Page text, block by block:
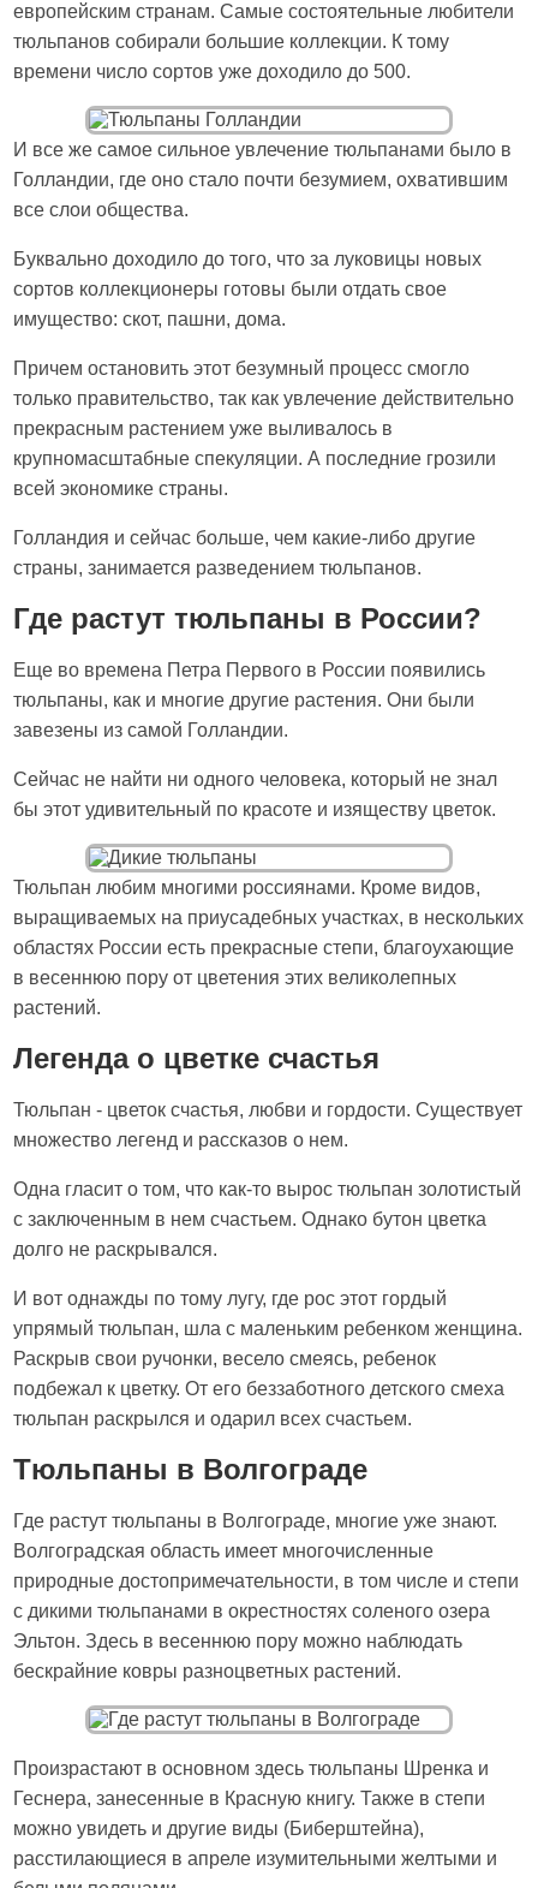
европейским странам. Самые состоятельные любители
тюльпанов собирали большие коллекции. К тому
времени число сортов уже доходило до 500.
И все же самое сильное увлечение тюльпанами было в
Голландии, где оно стало почти безумием, охватившим
все слои общества.
Буквально доходило до того, что за луковицы новых
сортов коллекционеры готовы были отдать свое
имущество: скот, пашни, дома.
Причем остановить этот безумный процесс смогло
только правительство, так как увлечение действительно
прекрасным растением уже выливалось в
крупномасштабные спекуляции. А последние грозили
всей экономике страны.
Голландия и сейчас больше, чем какие-либо другие
страны, занимается разведением тюльпанов.
Где растут тюльпаны в России?
Еще во времена Петра Первого в России появились
тюльпаны, как и многие другие растения. Они были
завезены из самой Голландии.
Сейчас не найти ни одного человека, который не знал
бы этот удивительный по красоте и изяществу цветок.
Тюльпан любим многими россиянами. Кроме видов,
выращиваемых на приусадебных участках, в нескольких
областях России есть прекрасные степи, благоухающие
в весеннюю пору от цветения этих великолепных
растений.
Легенда о цветке счастья
Тюльпан - цветок счастья, любви и гордости. Существует
множество легенд и рассказов о нем.
Одна гласит о том, что как-то вырос тюльпан золотистый
с заключенным в нем счастьем. Однако бутон цветка
долго не раскрывался.
И вот однажды по тому лугу, где рос этот гордый
упрямый тюльпан, шла с маленьким ребенком женщина.
Раскрыв свои ручонки, весело смеясь, ребенок
подбежал к цветку. От его беззаботного детского смеха
тюльпан раскрылся и одарил всех счастьем.
Тюльпаны в Волгограде
Где растут тюльпаны в Волгограде, многие уже знают.
Волгоградская область имеет многочисленные
природные достопримечательности, в том числе и степи
с дикими тюльпанами в окрестностях соленого озера
Эльтон. Здесь в весеннюю пору можно наблюдать
бескрайние ковры разноцветных растений.
Произрастают в основном здесь тюльпаны Шренка и
Геснера, занесенные в Красную книгу. Также в степи
можно увидеть и другие виды (Биберштейна),
расстилающиеся в апреле изумительными желтыми и